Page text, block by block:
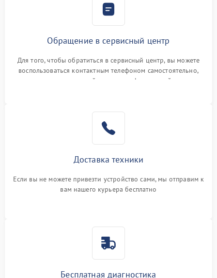
Обращение в сервисный центр
Для того, чтобы обратиться в сервисный центр, вы можете
воспользоваться контактным телефоном самостоятельно,
или оставить свой номер телефона на сайте
Доставка техники
Если вы не можете привезти устройство сами, мы отправим к
вам нашего курьера бесплатно
Бесплатная диагностика